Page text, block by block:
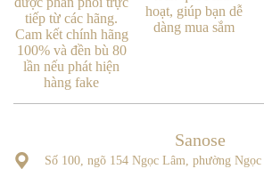
tiếp từ các hãng.
Cam kết chính hãng
100% và đền bù 80
lần nếu phát hiện
hàng fake
hoạt, giúp bạn dễ
dàng mua sắm
Sanose
Số 100, ngõ 154 Ngọc Lâm, phường